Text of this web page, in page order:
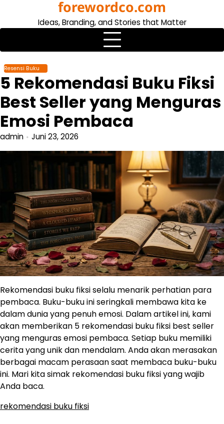
content
forewordco.com
Ideas, Branding, and Stories that Matter
Resensi Buku
5 Rekomendasi Buku Fiksi
Best Seller yang Menguras
Emosi Pembaca
admin Juni 23, 2026
Rekomendasi buku fiksi selalu menarik perhatian para
pembaca. Buku-buku ini seringkali membawa kita ke
dalam dunia yang penuh emosi. Dalam artikel ini, kami
akan memberikan 5 rekomendasi buku fiksi best seller
yang menguras emosi pembaca. Setiap buku memiliki
cerita yang unik dan mendalam. Anda akan merasakan
berbagai macam perasaan saat membaca buku-buku
ini. Mari kita simak rekomendasi buku fiksi yang wajib
Anda baca.
rekomendasi buku fiksi